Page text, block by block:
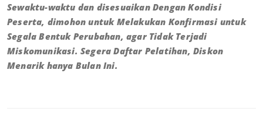
Sewaktu-waktu dan disesuaikan Dengan Kondisi
Peserta, dimohon untuk Melakukan Konfirmasi untuk
Segala Bentuk Perubahan, agar Tidak Terjadi
Miskomunikasi. Segera Daftar Pelatihan, Diskon
Menarik hanya Bulan Ini.